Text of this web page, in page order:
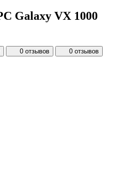
Galaxy VX 1000
0 отзывов
0 отзывов